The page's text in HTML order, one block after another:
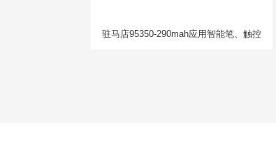
驻马店95350-290mah应用智能笔、触控